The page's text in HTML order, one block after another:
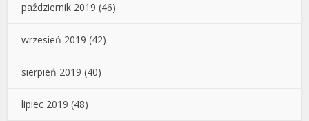
październik 2019 (46)
wrzesień 2019 (42)
sierpień 2019 (40)
lipiec 2019 (48)